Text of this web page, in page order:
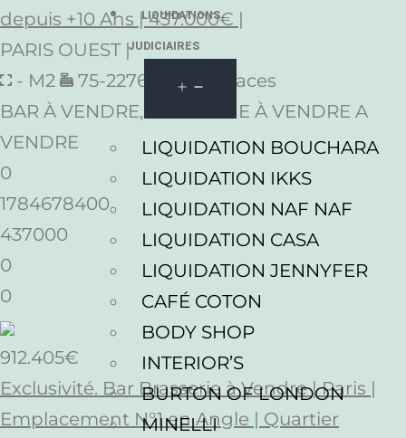
LIQUIDATIONS
JUDICIAIRES
LIQUIDATION BOUCHARA
LIQUIDATION IKKS
LIQUIDATION NAF NAF
LIQUIDATION CASA
LIQUIDATION JENNYFER
CAFÉ COTON
BODY SHOP
INTERIOR’S
BURTON OF LONDON
MINELLI
depuis +10 Ans | 437.000€ |
PARIS OUEST |
- M2
75-227649.
80 Places
BAR À VENDRE, BRASSERIE À VENDRE A
VENDRE
0
1784678400
437000
0
0
912.405€
Exclusivité. Bar Brasserie à Vendre | Paris |
Emplacement N°1 en Angle | Quartier